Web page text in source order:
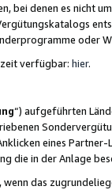
bei denen es nicht
oder
verfügbar: hier.
“) aufgeführten
eines
die in der Anlage
das